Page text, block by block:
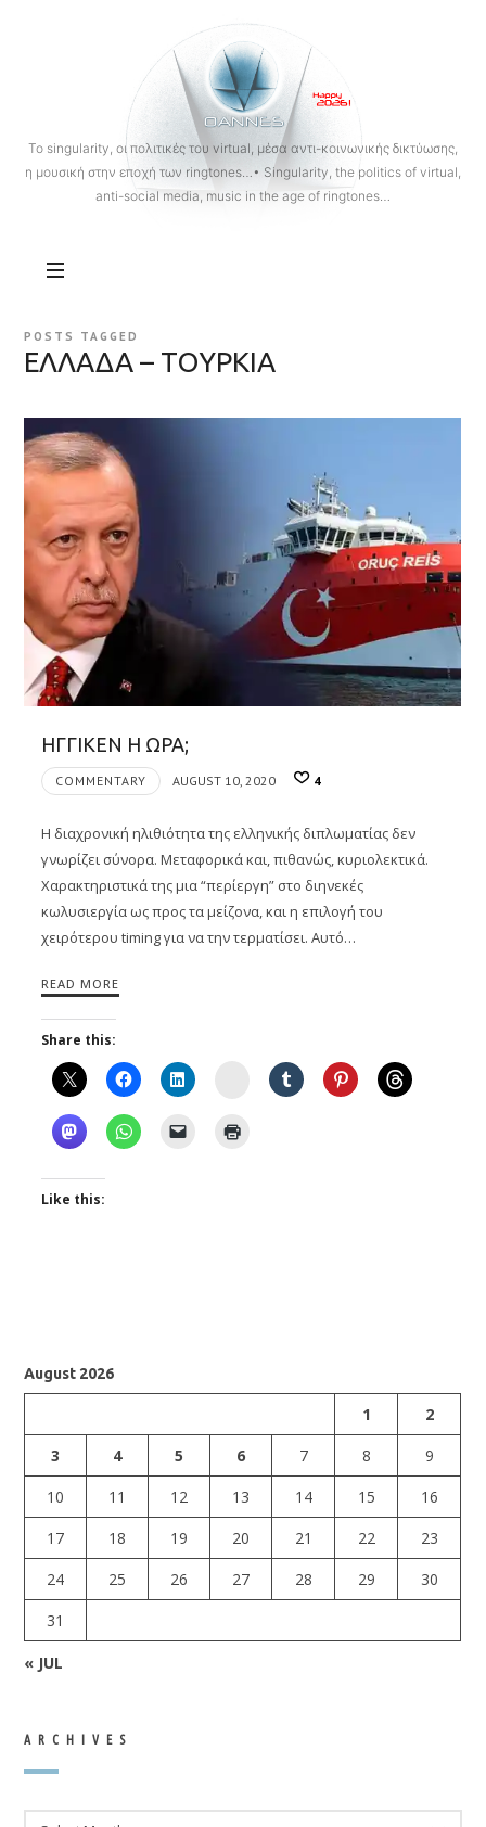
OANNES
To singularity, οι πολιτικές του virtual, μέσα αντι-κοινωνικής δικτύωσης,
η μουσική στην εποχή των ringtones…• Singularity, the politics of virtual,
anti-social media, music in the age of ringtones…
POSTS TAGGED
ΕΛΛΑΔΑ – ΤΟΥΡΚΙΑ
ΗΓΓΙΚΕΝ Η ΩΡΑ;
COMMENTARY AUGUST 10, 2020 4
Η διαχρονική ηλιθιότητα της ελληνικής διπλωματίας δεν
γνωρίζει σύνορα. Μεταφορικά και, πιθανώς, κυριολεκτικά.
Χαρακτηριστικά της μια “περίεργη” στο διηνεκές
κωλυσιεργία ως προς τα μείζονα, και η επιλογή του
χειρότερου timing για να την τερματίσει. Αυτό…
READ MORE
Share this:
Instagram
Like this:
August 2026
1
2
3
4 5 6 7 8
9
10
11 12 13 14 15
16
17
18 19 20 21 22
23
24
25 26 27 28 29
30
31
« JUL
ARCHIVES